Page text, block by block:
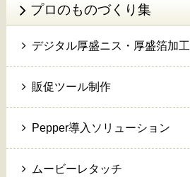
プロのものづくり集
デジタル厚盛ニス・厚盛箔加工
販促ツール制作
Pepper導入ソリューション
ムービーレタッチ